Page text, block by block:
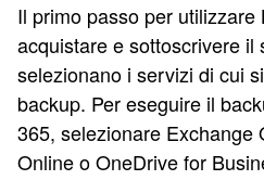
Il primo passo per
acquistare e sottoscrivere il
selezionano i servizi di cui
backup. Per eseguire il
365, selezionare Exchange
Online o OneDrive for